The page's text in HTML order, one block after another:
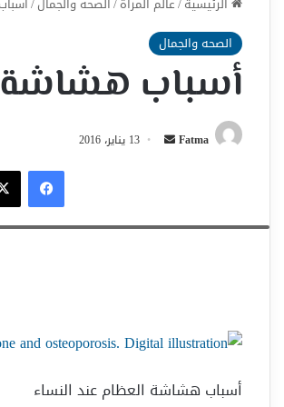
الصحه والجمال
أسباب هشاشة
Fatma
أرسل 13 يناير، 2016
أسباب هشاشة العظام عند النساء